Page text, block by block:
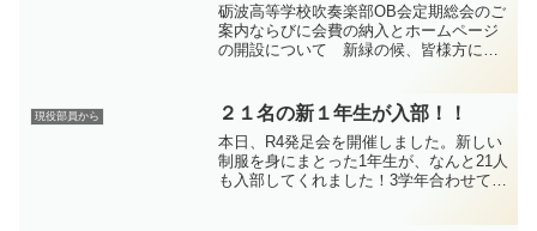
砺波高等学校吹奏楽部OB会定期総会のご
案内ならびに会費の納入とホームページ
の開設について 新緑の候、皆様方には
にご理解、ご協力を賜り厚く御礼申し上
げます。 ご承知のとお...
現役部員から ２１名の新１年生が入部！！
本日、R4発足会を開催しました。新しい
制服を身にまとった1年生が、なんと21人
も入部してくれました！3学年合わせて53